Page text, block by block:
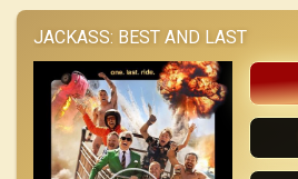
JACKASS: BEST AND LAST